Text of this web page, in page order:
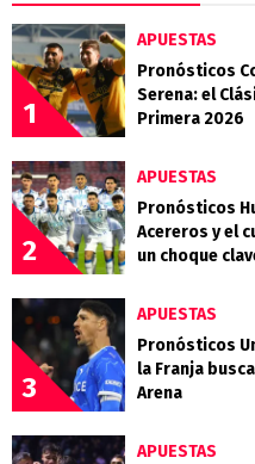
1
APUESTAS
Pronósticos
Serena: el
Primera 2026
2
APUESTAS
Pronósticos
Acereros y el
un choque
3
APUESTAS
Pronósticos
la Franja
Arena
APUESTAS